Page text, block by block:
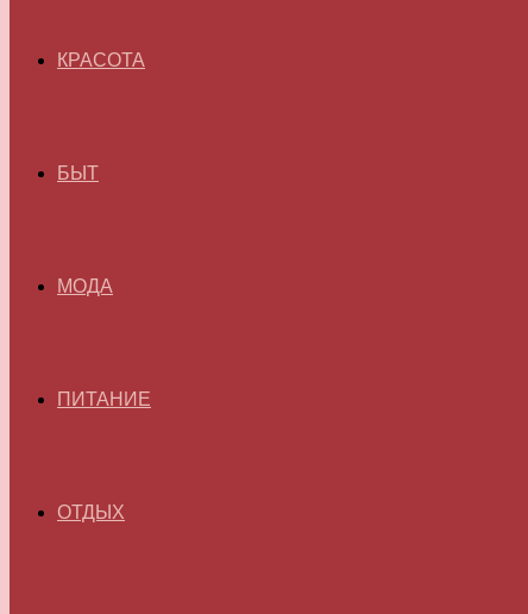
КРАСОТА
БЫТ
МОДА
ПИТАНИЕ
ОТДЫХ